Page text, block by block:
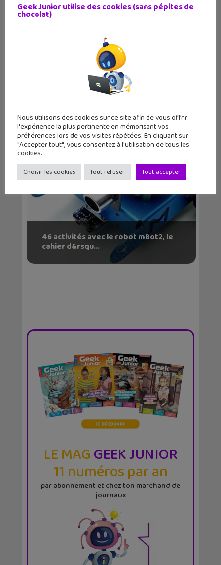
Coup de cœur BD : R.U.R. Le
46 activités avec le robot mBot2, le
cahier d&rsqu...
LE MAGGEEK JUNIOR
11 numéros par an
par abonnement et chez ton marchand de
journaux
Geek Junior utilise des cookies (sans pépites de
chocolat)
Nous utilisons des cookies sur ce site afin de vous offrir
l'expérience la plus pertinente en mémorisant vos
préférences lors de vos visites répétées. En cliquant sur
"Accepter tout", vous consentez à l'utilisation de tous les
cookies.
Choisir les cookies Tout refuser Tout accepter